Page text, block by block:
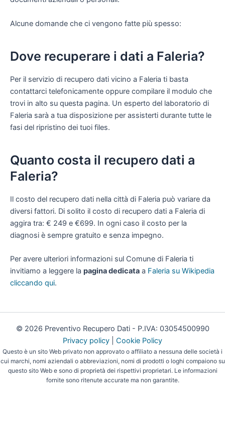
Alcune domande che ci vengono fatte più spesso:
Dove recuperare i dati a Faleria?
Per il servizio di recupero dati vicino a Faleria ti basta
contattarci telefonicamente oppure compilare il modulo che
trovi in alto su questa pagina. Un esperto del laboratorio di
Faleria sarà a tua disposizione per assisterti durante tutte le
fasi del ripristino dei tuoi files.
Quanto costa il recupero dati a
Faleria?
Il costo del recupero dati nella città di Faleria può variare da
diversi fattori. Di solito il costo di recupero dati a Faleria di
aggira tra: € 249 e €699. In ogni caso il costo per la
diagnosi è sempre gratuito e senza impegno.
Per avere ulteriori informazioni sul Comune di Faleria ti
invitiamo a leggere la pagina dedicata a Faleria su Wikipedia
cliccando qui.
© 2026 Preventivo Recupero Dati - P.IVA: 03054500990
Privacy policy
Cookie Policy
Questo è un sito Web privato non approvato o affiliato a nessuna delle società i
cui marchi, nomi aziendali o abbreviazioni, nomi di prodotti o loghi compaiono su
questo sito Web e sono di proprietà dei rispettivi proprietari. Le informazioni
fornite sono ritenute accurate ma non garantite.